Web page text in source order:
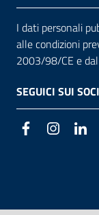
I dati personali
alle condizioni
2003/98/CE e
SEGUICI SUI
Facebook